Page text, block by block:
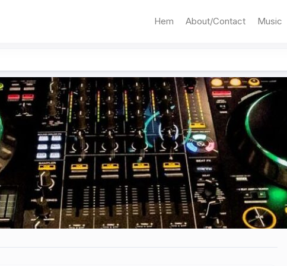
Hem About/Contact Music